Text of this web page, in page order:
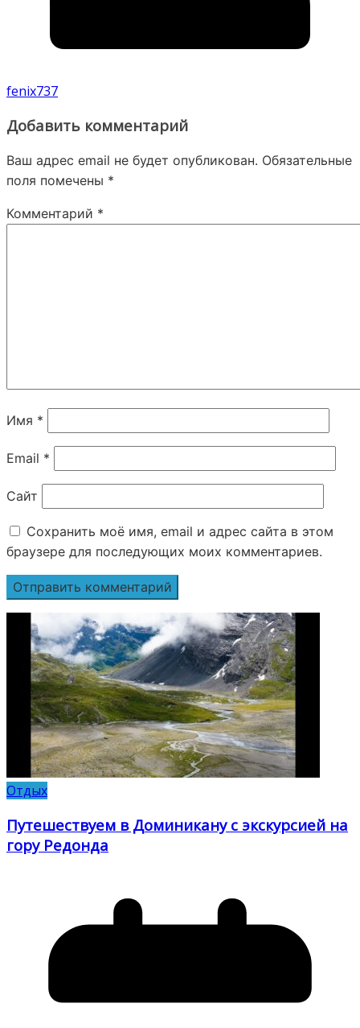
fenix737
Добавить комментарий
Ваш адрес email не будет опубликован. Обязательные
поля помечены *
Комментарий *
Имя *
Email *
Сайт
Сохранить моё имя, email и адрес сайта в этом
браузере для последующих моих комментариев.
Отдых
Путешествуем в Доминикану с экскурсией на
гору Редонда